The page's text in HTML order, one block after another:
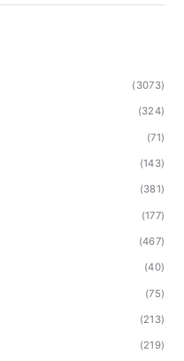
(3073)
(324)
(71)
(143)
(381)
(177)
(467)
(40)
(75)
(213)
(219)